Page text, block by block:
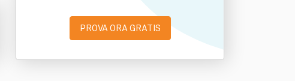
PROVA ORA GRATIS